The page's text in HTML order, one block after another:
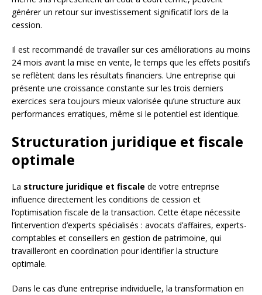
générer un retour sur investissement significatif lors de la
cession.
Il est recommandé de travailler sur ces améliorations au moins
24 mois avant la mise en vente, le temps que les effets positifs
se reflètent dans les résultats financiers. Une entreprise qui
présente une croissance constante sur les trois derniers
exercices sera toujours mieux valorisée qu’une structure aux
performances erratiques, même si le potentiel est identique.
Structuration juridique et fiscale
optimale
La structure juridique et fiscale de votre entreprise
influence directement les conditions de cession et
l’optimisation fiscale de la transaction. Cette étape nécessite
l’intervention d’experts spécialisés : avocats d’affaires, experts-
comptables et conseillers en gestion de patrimoine, qui
travailleront en coordination pour identifier la structure
optimale.
Dans le cas d’une entreprise individuelle, la transformation en